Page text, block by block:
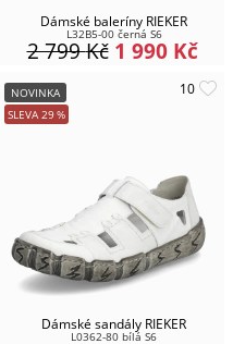
Dámské baleríny RIEKER
L32B5-00 černá S6
1 990 Kč
2 799Kč
NOVINKA
SLEVA 29%
Dámské sandály RIEKER
L0362-80 bílá S6